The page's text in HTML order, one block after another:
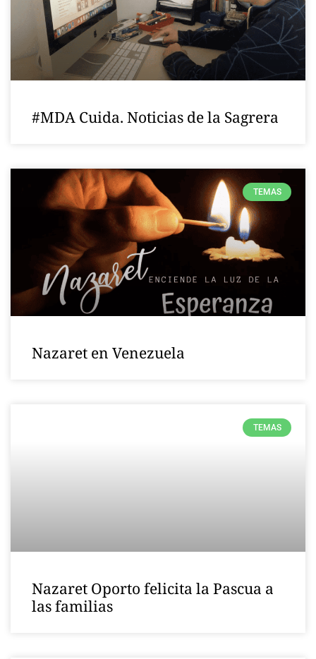
#MDA Cuida. Noticias de la Sagrera
TEMAS
Nazaret en Venezuela
TEMAS
Nazaret Oporto felicita la Pascua a
las familias